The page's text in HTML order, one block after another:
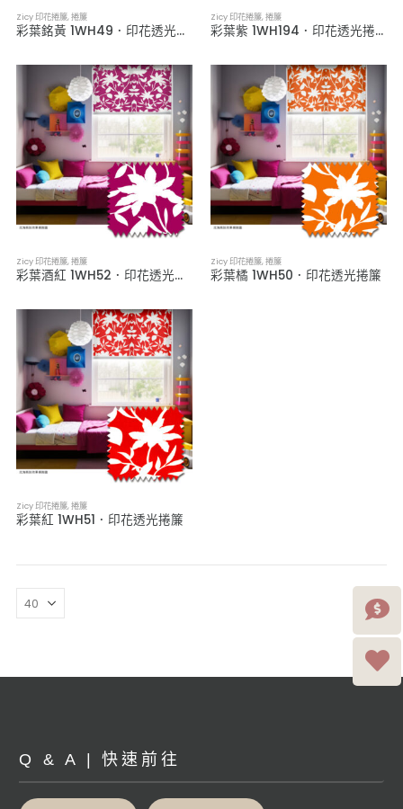
Zicy 印花捲簾,捲簾
彩葉銘黃 1WH49．印花透光捲簾
Zicy 印花捲簾,捲簾
彩葉紫 1WH194．印花透光捲簾
Zicy 印花捲簾,捲簾
彩葉酒紅 1WH52．印花透光捲簾
Zicy 印花捲簾,捲簾
彩葉橘 1WH50．印花透光捲簾
Zicy 印花捲簾,捲簾
彩葉紅 1WH51．印花透光捲簾
Q & A | 快速前往